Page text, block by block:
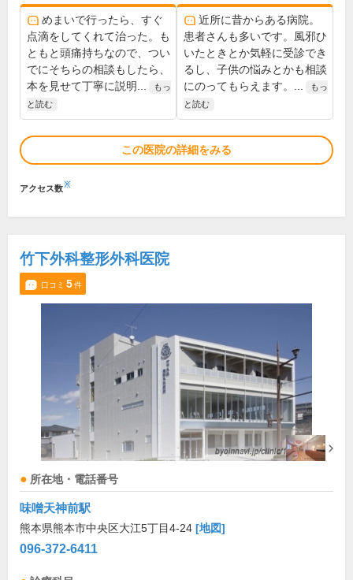
めまいで行ったら、すぐ
点滴をしてくれて治った。も
ともと頭痛持ちなので、つい
でにそちらの相談もしたら、
本を見せて丁寧に説明...
もっ
と読む
近所に昔からある病院。
患者さんも多いです。風邪ひ
いたときとか気軽に受診でき
るし、子供の悩みとかも相談
にのってもらえます。...
もっ
と読む
この医院の詳細をみる
アクセス数※
竹下外科整形外科医院
口コミ 5件
所在地・電話番号
味噌天神前駅
熊本県熊本市中央区大江5丁目4-24 [地図]
096-372-6411